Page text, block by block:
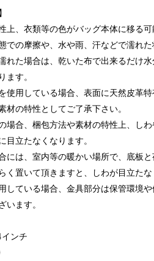
上、衣類等の色がバッグ本体に移る可
での摩擦や、水や雨、汗などで濡れ
れた場合は、乾いた布で出来るだけ
ます。
使用している場合、表面に天然皮革
材の特性としてご了承下さい。
場合、梱包方法や素材の特性上、し
目立たなくなります。
には、室内等の暖かい場所で、底板
く置いて頂きますと、しわが目立たな
している場合、金具部分は保管環境
います。
ンチ